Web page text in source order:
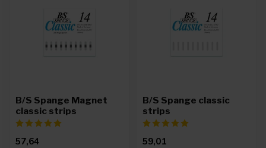
B/S Spange Magnet
classic strips
57,64
B/S Spange classic
strips
59,01